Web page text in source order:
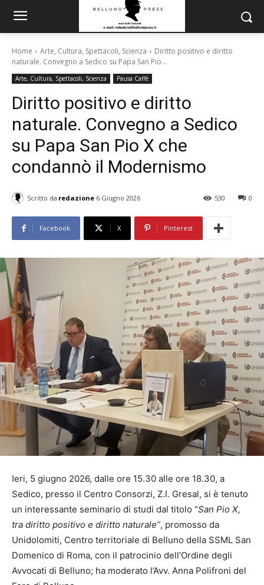
Home Arte, Cultura, Spettacoli, Scienza
Diritto positivo e diritto
naturale. Convegno a Sedico su Papa San Pio...
Arte, Cultura, Spettacoli, Scienza Pausa Caffè
Diritto positivo e diritto
naturale. Convegno a Sedico
su Papa San Pio X che
condannò il Modernismo
Scritto da redazione 6 Giugno 2026 0
530
Facebook X Pinterest
Ieri, 5 giugno 2026, dalle ore 15.30 alle ore 18.30, a
Sedico, presso il Centro Consorzi, Z.I. Gresal, si è tenuto
un interessante seminario di studi dal titolo “San Pio X,
tra diritto positivo e diritto naturale”, promosso da
Unidolomiti, Centro territoriale di Belluno della SSML San
Domenico di Roma, con il patrocinio dell’Ordine degli
Avvocati di Belluno; ha moderato l’Avv. Anna Polifroni del